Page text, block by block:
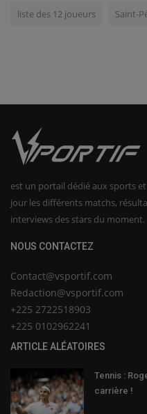
liste des 12 joueurs Saint-
est un portail dédié aux sports
jour les différents matchs,
interviews des stars du moment.
NOUS CONTACTEZ
Contact@vsportif.com
Redaction@vsportif.com
+225 2722518903
+225 0102962241
ARTICLE ALÉATOIRES
Tennis :
carrière !